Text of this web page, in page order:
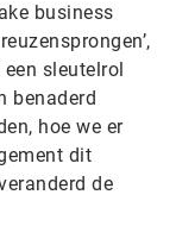
business
sleutelrol
benaderd
hoe we er
dit
de